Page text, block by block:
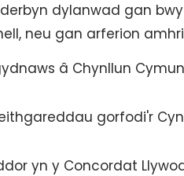
dylanwad gan
neu gan arferion
â Chynllun
gorfodi'r
yn y Concordat